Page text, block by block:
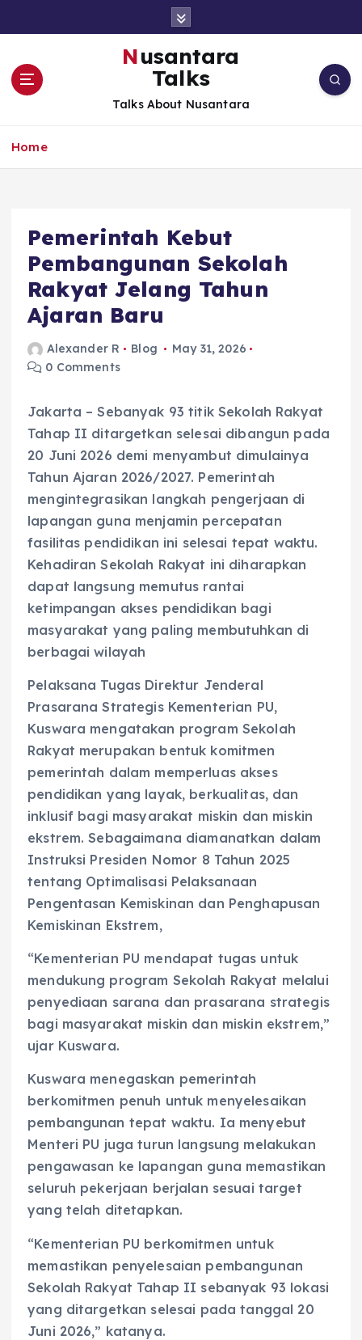
Nusantara
Talks
Talks About Nusantara
Home
Pemerintah Kebut
Pembangunan Sekolah
Rakyat Jelang Tahun
Ajaran Baru
Alexander R Blog
May 31, 2026
0 Comments
Jakarta – Sebanyak 93 titik Sekolah Rakyat
Tahap II ditargetkan selesai dibangun pada
20 Juni 2026 demi menyambut dimulainya
Tahun Ajaran 2026/2027. Pemerintah
mengintegrasikan langkah pengerjaan di
lapangan guna menjamin percepatan
fasilitas pendidikan ini selesai tepat waktu.
Kehadiran Sekolah Rakyat ini diharapkan
dapat langsung memutus rantai
ketimpangan akses pendidikan bagi
masyarakat yang paling membutuhkan di
berbagai wilayah
Pelaksana Tugas Direktur Jenderal
Prasarana Strategis Kementerian PU,
Kuswara mengatakan program Sekolah
Rakyat merupakan bentuk komitmen
pemerintah dalam memperluas akses
pendidikan yang layak, berkualitas, dan
inklusif bagi masyarakat miskin dan miskin
ekstrem. Sebagaimana diamanatkan dalam
Instruksi Presiden Nomor 8 Tahun 2025
tentang Optimalisasi Pelaksanaan
Pengentasan Kemiskinan dan Penghapusan
Kemiskinan Ekstrem,
“Kementerian PU mendapat tugas untuk
mendukung program Sekolah Rakyat melalui
penyediaan sarana dan prasarana strategis
bagi masyarakat miskin dan miskin ekstrem,”
ujar Kuswara.
Kuswara menegaskan pemerintah
berkomitmen penuh untuk menyelesaikan
pembangunan tepat waktu. Ia menyebut
Menteri PU juga turun langsung melakukan
pengawasan ke lapangan guna memastikan
seluruh pekerjaan berjalan sesuai target
yang telah ditetapkan.
“Kementerian PU berkomitmen untuk
memastikan penyelesaian pembangunan
Sekolah Rakyat Tahap II sebanyak 93 lokasi
yang ditargetkan selesai pada tanggal 20
Juni 2026,” katanya.